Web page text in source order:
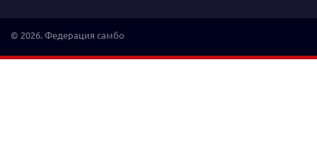
© 2026. Федерация самбо